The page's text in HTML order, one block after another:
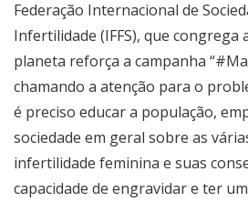
Federação Internacional de
Infertilidade (IFFS), que congrega
planeta reforça a campanha
chamando a atenção para o
é preciso educar a população,
sociedade em geral sobre as
infertilidade feminina e suas
capacidade de engravidar e ter